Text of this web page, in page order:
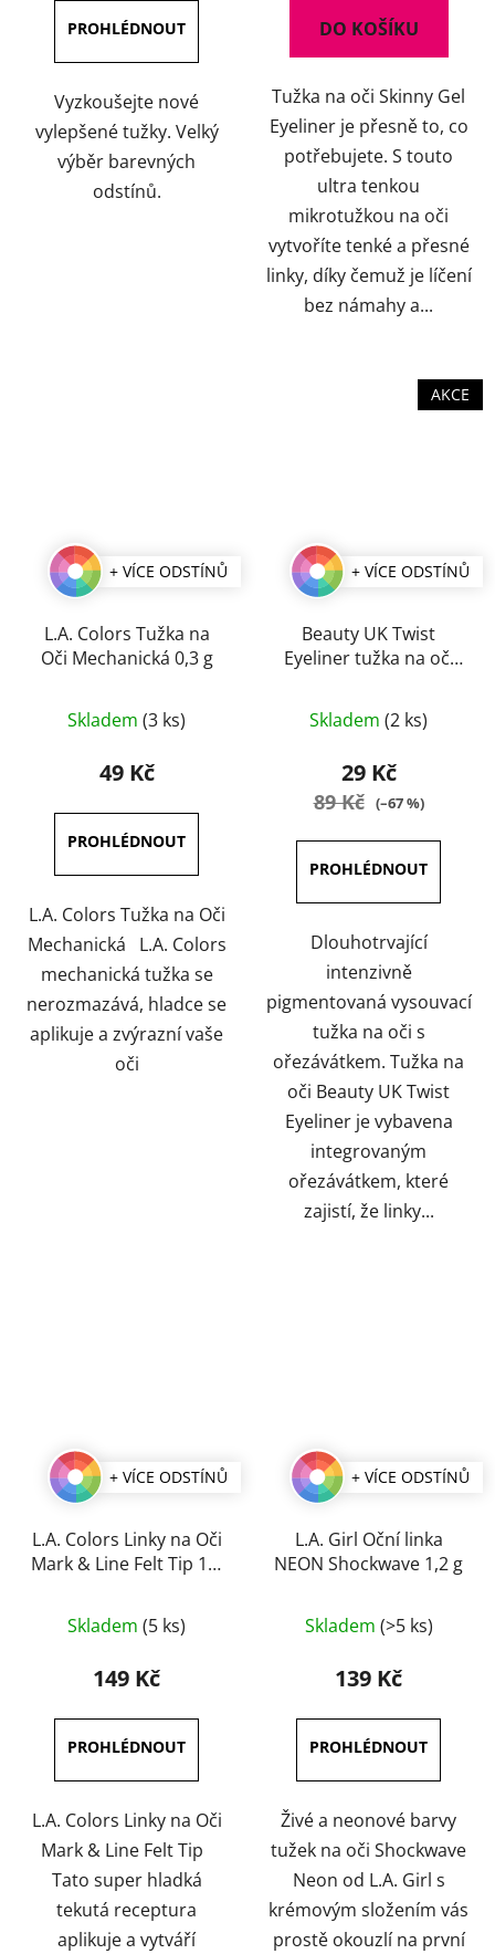
4,0
z
5
hvězdiček.
Vyzkoušejte nové
vylepšené tužky. Velký
výběr barevných
odstínů.
z
hvězdiček.
DO KOŠÍKU
Tužka na oči Skinny Gel
Eyeliner je přesně to, co
potřebujete. S touto
ultra tenkou
mikrotužkou na oči
vytvoříte tenké a přesné
linky, díky čemuž je líčení
bez námahy a...
+ VÍCE ODSTÍNŮ
L.A. Colors Tužka na
Oči Mechanická 0,3 g
hodnocení
produktu
5,0
z
5
hvězdiček.
Skladem (3 ks)
49 Kč
L.A. Colors Tužka na Oči
Mechanická L.A. Colors
mechanická tužka se
nerozmazává, hladce se
aplikuje a zvýrazní vaše
oči
AKCE
+ VÍCE ODSTÍNŮ
Beauty UK Twist
Eyeliner tužka na oči
hodnocení
produktu
5
hvězdiček.
Skladem (2 ks)
29 Kč
89 Kč (–67 %)
Dlouhotrvající
intenzivně
pigmentovaná vysouvací
tužka na oči s
ořezávátkem. Tužka na
oči Beauty UK Twist
Eyeliner je vybavena
integrovaným
ořezávátkem, které
zajistí, že linky...
+ VÍCE ODSTÍNŮ
L.A. Colors Linky na Oči
Mark & Line Felt Tip 1,1
hodnocení
produktu
5,0
z
5
hvězdiček.
Skladem (5 ks)
149 Kč
L.A. Colors Linky na Oči
Mark & Line Felt Tip
Tato super hladká
tekutá receptura
aplikuje a vytváří
+ VÍCE ODSTÍNŮ
L.A. Girl Oční linka
NEON Shockwave 1,2 g
hodnocení
produktu
4,7
z
5
hvězdiček.
Skladem (>5 ks)
139 Kč
Živé a neonové barvy
tužek na oči Shockwave
Neon od L.A. Girl s
krémovým složením vás
prostě okouzlí na první